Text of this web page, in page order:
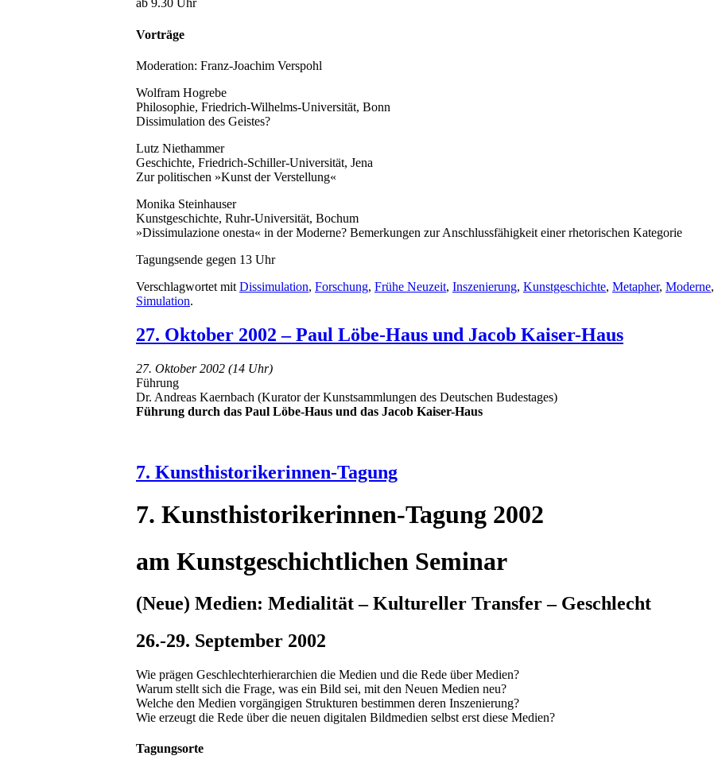
ab 9.30 Uhr
Vorträge
Moderation: Franz-Joachim Verspohl
Wolfram Hogrebe
Philosophie, Friedrich-Wilhelms-Universität, Bonn
Dissimulation des Geistes?
Lutz Niethammer
Geschichte, Friedrich-Schiller-Universität, Jena
Zur politischen »Kunst der Verstellung«
Monika Steinhauser
Kunstgeschichte, Ruhr-Universität, Bochum
»Dissimulazione onesta« in der Moderne? Bemerkungen zur Anschlussfähigkeit einer rhetorischen Kategorie
Tagungsende gegen 13 Uhr
Verschlagwortet mit Dissimulation, Forschung, Frühe Neuzeit, Inszenierung, Kunstgeschichte, Metapher, Moderne,
Simulation.
27. Oktober 2002 – Paul Löbe-Haus und Jacob Kaiser-Haus
27. Oktober 2002 (14 Uhr)
Führung
Dr. Andreas Kaernbach (Kurator der Kunstsammlungen des Deutschen Budestages)
Führung durch das Paul Löbe-Haus und das Jacob Kaiser-Haus
7. Kunsthistorikerinnen-Tagung
7. Kunsthistorikerinnen-Tagung 2002
am Kunstgeschichtlichen Seminar
(Neue) Medien: Medialität – Kultureller Transfer – Geschlecht
26.-29. September 2002
Wie prägen Geschlechterhierarchien die Medien und die Rede über Medien?
Warum stellt sich die Frage, was ein Bild sei, mit den Neuen Medien neu?
Welche den Medien vorgängigen Strukturen bestimmen deren Inszenierung?
Wie erzeugt die Rede über die neuen digitalen Bildmedien selbst erst diese Medien?
Tagungsorte